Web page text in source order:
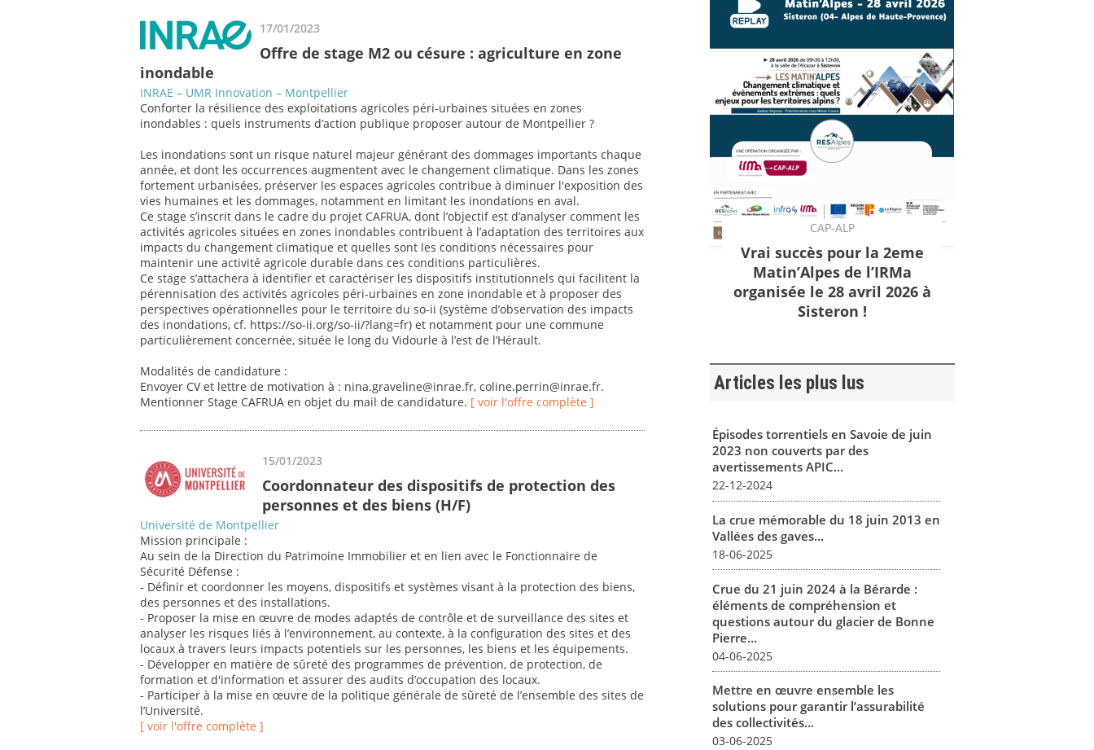
17/01/2023
Offre de stage M2 ou césure : agriculture en zone
inondable
INRAE – UMR Innovation – Montpellier
Conforter la résilience des exploitations agricoles péri-urbaines situées en zones
inondables : quels instruments d’action publique proposer autour de Montpellier ?
Les inondations sont un risque naturel majeur générant des dommages importants chaque
année, et dont les occurrences augmentent avec le changement climatique. Dans les zones
fortement urbanisées, préserver les espaces agricoles contribue à diminuer l'exposition des
vies humaines et les dommages, notamment en limitant les inondations en aval.
Ce stage s’inscrit dans le cadre du projet CAFRUA, dont l’objectif est d’analyser comment les
activités agricoles situées en zones inondables contribuent à l’adaptation des territoires aux
impacts du changement climatique et quelles sont les conditions nécessaires pour
maintenir une activité agricole durable dans ces conditions particulières.
Ce stage s’attachera à identifier et caractériser les dispositifs institutionnels qui facilitent la
pérennisation des activités agricoles péri-urbaines en zone inondable et à proposer des
perspectives opérationnelles pour le territoire du so-ii (système d’observation des impacts
des inondations, cf. https://so-ii.org/so-ii/?lang=fr) et notamment pour une commune
particulièrement concernée, située le long du Vidourle à l’est de l’Hérault.
Modalités de candidature :
Envoyer CV et lettre de motivation à : nina.graveline@inrae.fr, coline.perrin@inrae.fr.
Mentionner Stage CAFRUA en objet du mail de candidature. [ voir l'offre complète ]
15/01/2023
Coordonnateur des dispositifs de protection des
personnes et des biens (H/F)
Université de Montpellier
Mission principale :
Au sein de la Direction du Patrimoine Immobilier et en lien avec le Fonctionnaire de
Sécurité Défense :
- Définir et coordonner les moyens, dispositifs et systèmes visant à la protection des biens,
des personnes et des installations.
- Proposer la mise en œuvre de modes adaptés de contrôle et de surveillance des sites et
analyser les risques liés à l’environnement, au contexte, à la configuration des sites et des
locaux à travers leurs impacts potentiels sur les personnes, les biens et les équipements.
- Développer en matière de sûreté des programmes de prévention, de protection, de
formation et d'information et assurer des audits d’occupation des locaux.
- Participer à la mise en œuvre de la politique générale de sûreté de l’ensemble des sites de
l’Université.
[ voir l'offre complète ]
CAP-ALP
Vrai succès pour la 2eme
Matin’Alpes de l’IRMa
organisée le 28 avril 2026 à
Sisteron !
Articles les plus lus
Épisodes torrentiels en Savoie de juin
2023 non couverts par des
avertissements APIC...
22-12-2024
La crue mémorable du 18 juin 2013 en
Vallées des gaves...
18-06-2025
Crue du 21 juin 2024 à la Bérarde :
éléments de compréhension et
questions autour du glacier de Bonne
Pierre...
04-06-2025
Mettre en œuvre ensemble les
solutions pour garantir l’assurabilité
des collectivités...
03-06-2025